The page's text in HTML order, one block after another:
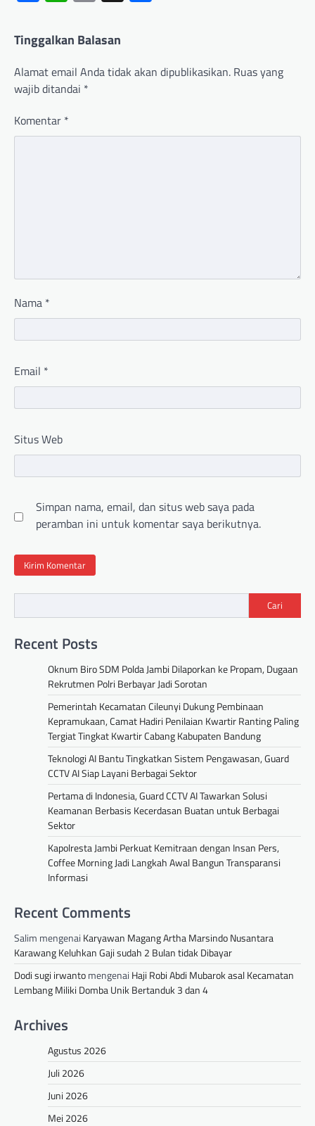
Tinggalkan Balasan
Alamat email Anda tidak akan dipublikasikan. Ruas yang
wajib ditandai *
Komentar *
Nama *
Email *
Situs Web
Simpan nama, email, dan situs web saya pada
peramban ini untuk komentar saya berikutnya.
Cari
Recent Posts
Oknum Biro SDM Polda Jambi Dilaporkan ke Propam, Dugaan
Rekrutmen Polri Berbayar Jadi Sorotan
Pemerintah Kecamatan Cileunyi Dukung Pembinaan
Kepramukaan, Camat Hadiri Penilaian Kwartir Ranting Paling
Tergiat Tingkat Kwartir Cabang Kabupaten Bandung
Teknologi AI Bantu Tingkatkan Sistem Pengawasan, Guard
CCTV AI Siap Layani Berbagai Sektor
Pertama di Indonesia, Guard CCTV AI Tawarkan Solusi
Keamanan Berbasis Kecerdasan Buatan untuk Berbagai
Sektor
Kapolresta Jambi Perkuat Kemitraan dengan Insan Pers,
Coffee Morning Jadi Langkah Awal Bangun Transparansi
Informasi
Recent Comments
Salim mengenai Karyawan Magang Artha Marsindo Nusantara
Karawang Keluhkan Gaji sudah 2 Bulan tidak Dibayar
Dodi sugi irwantomengenai Haji Robi Abdi Mubarok asal Kecamatan
Lembang Miliki Domba Unik Bertanduk 3 dan 4
Archives
Agustus 2026
Juli 2026
Juni 2026
Mei 2026